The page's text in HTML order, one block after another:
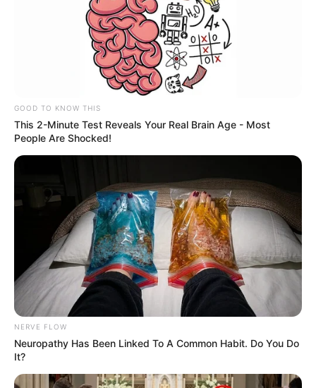
શનિ
અમારી યુટ્યુબ ચેનલ ને Subscribe કરો
Latest News
અમદાવાદમાં મેયરને જોતા જ 3 દિવસથી પાણીમાં
રહેલા લોકોનો બાટલો ફાટ્યો
2 weeks ago
‘વિદ્યાર્થીઓને મારવાનો આદેશ કોણે આપ્યો, પેલેટ
ગાંધીએ અમિત શાહને પત્ર લખ્યો
કેનેડામાં કાર અકસ્માતમાં અમદાવાદના કોમ્પ્યુટર
GOOD TO KNOW THIS
This 2-Minute Test Reveals Your Real Brain Age - Most
People Are Shocked!
NERVE FLOW
Neuropathy Has Been Linked To A Common Habit. Do You Do
It?